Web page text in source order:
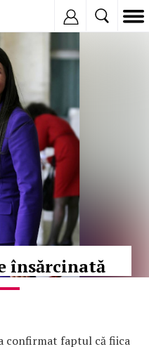
însărcinată
confirmat faptul că fiica